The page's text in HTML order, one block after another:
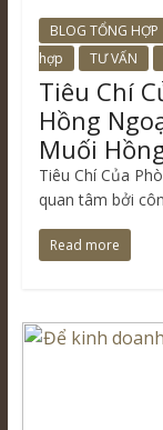
BLOG TỔNG HỢP
hợp
TƯ VẤN
Tiêu Chí
Hồng
Muối
Tiêu Chí Của
quan tâm bởi
Read more